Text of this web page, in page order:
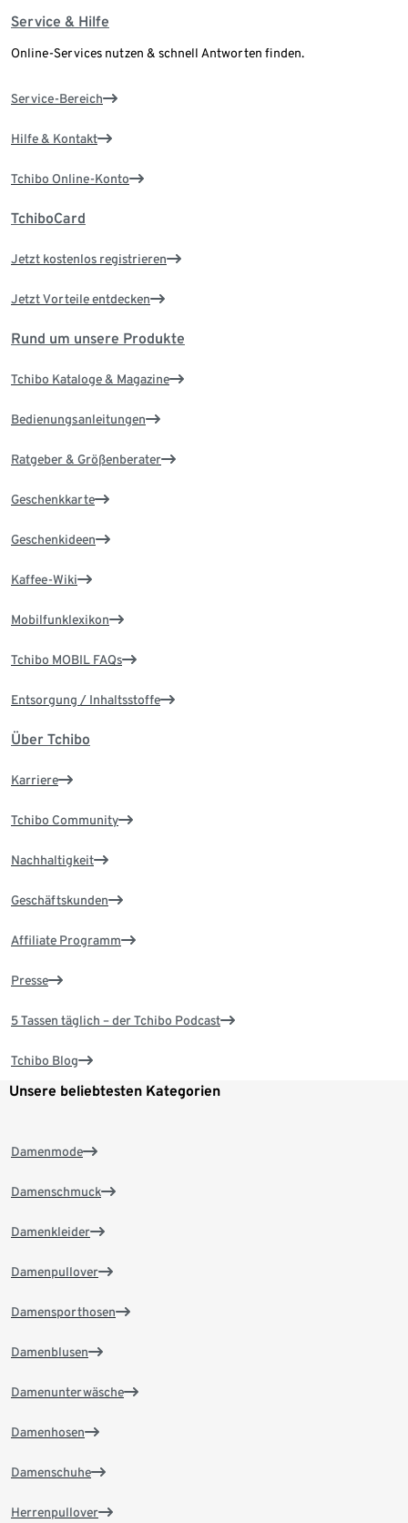
Service & Hilfe
Online-Services nutzen & schnell Antworten finden.
Service-Bereich
Hilfe & Kontakt
Tchibo Online-Konto
TchiboCard
Jetzt kostenlos registrieren
Jetzt Vorteile entdecken
Rund um unsere Produkte
Tchibo Kataloge & Magazine
Bedienungsanleitungen
Ratgeber & Größenberater
Geschenkkarte
Geschenkideen
Kaffee-Wiki
Mobilfunklexikon
Tchibo MOBIL FAQs
Entsorgung / Inhaltsstoffe
Über Tchibo
Karriere
Tchibo Community
Nachhaltigkeit
Geschäftskunden
Affiliate Programm
Presse
5 Tassen täglich – der Tchibo Podcast
Tchibo Blog
Unsere beliebtesten Kategorien
Damenmode
Damenschmuck
Damenkleider
Damenpullover
Damensporthosen
Damenblusen
Damenunterwäsche
Damenhosen
Damenschuhe
Herrenpullover